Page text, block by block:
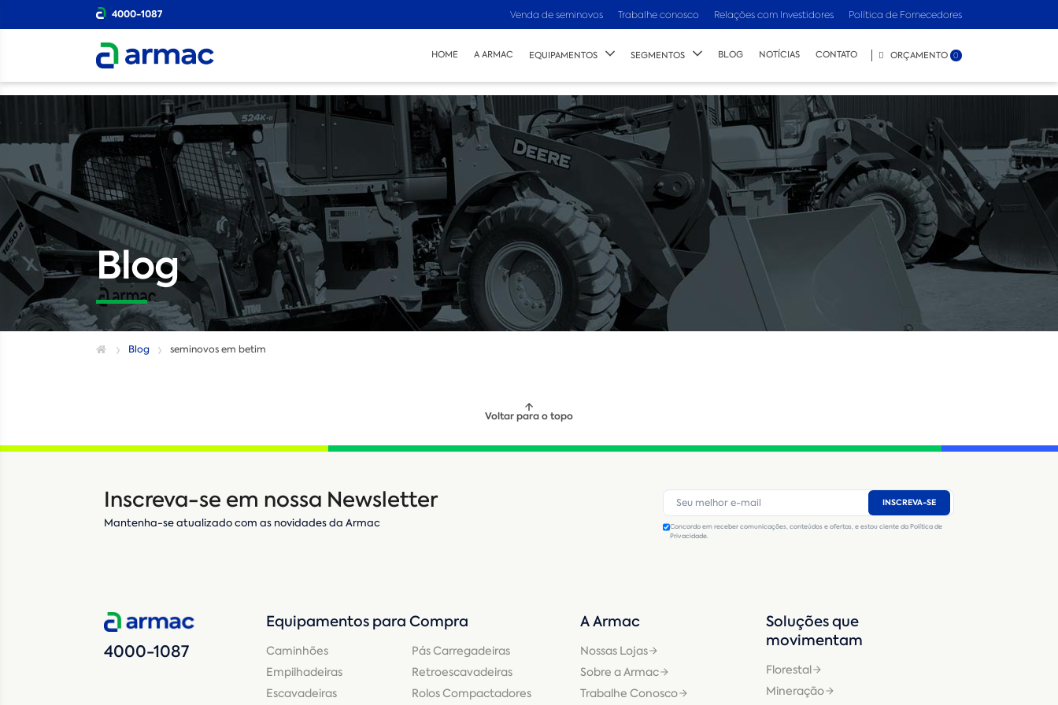
4000-1087 Venda de seminovos Trabalhe conosco Relações com Investidores Política de Fornecedores
HOME A ARMAC EQUIPAMENTOS SEGMENTOS BLOG NOTÍCIAS CONTATO ORÇAMENTO 0
Blog
Blog seminovos em betim
Voltar para o topo
Inscreva-se em nossa Newsletter
Mantenha-se atualizado com as novidades da Armac
INSCREVA-SE
Concordo em receber comunicações, conteúdos e ofertas, e estou ciente da Política de
Privacidade.
4000-1087
Equipamentos para Compra
Caminhões
Empilhadeiras
Escavadeiras
Pás Carregadeiras
Retroescavadeiras
Rolos Compactadores
A Armac
Nossas Lojas
Sobre a Armac
Trabalhe Conosco
Soluções que
movimentam
Florestal
Mineração